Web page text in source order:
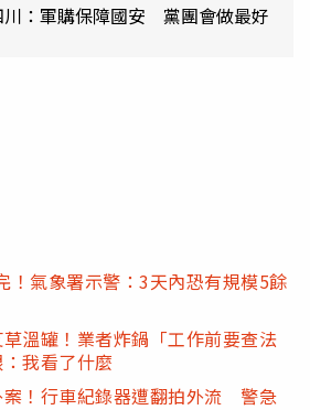
：軍購保障國安 黨團會做最好
！氣象署示警：3天內恐有規模5餘
溫罐！業者炸鍋「工作前要查法
我看了什麼
案！行車紀錄器遭翻拍外流 警急